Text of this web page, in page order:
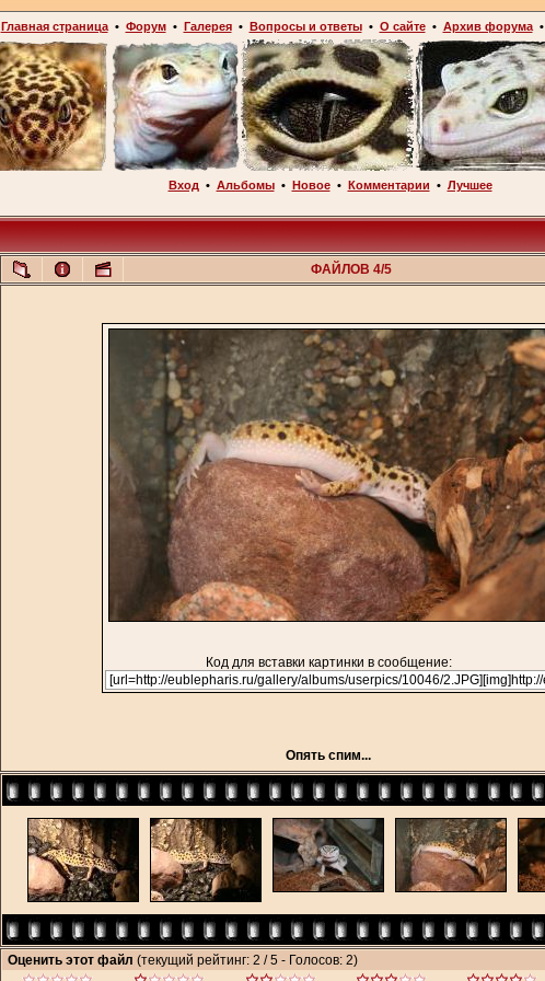
Главная страница• Форум• Галерея• Вопросы и ответы• О сайте• Архив форума•
Вход • Альбомы• Новое• Комментарии • Лучшее
ФАЙЛОВ 4/5
Код для вставки картинки в сообщение:
Опять спим...
Оценить этот файл (текущий рейтинг: 2 / 5 - Голосов: 2)